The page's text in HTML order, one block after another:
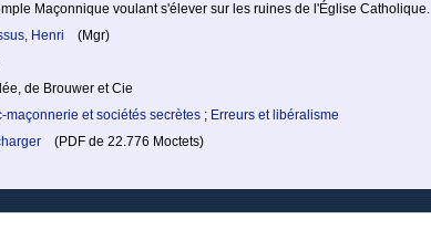
Maçonnique voulant s'élever sur les ruines de l'Église Catholique.
Henri
(Mgr)
de Brouwer et Cie
maçonnerie et sociétés secrètes ; Erreurs et libéralisme
(PDF de 22.776 Moctets)